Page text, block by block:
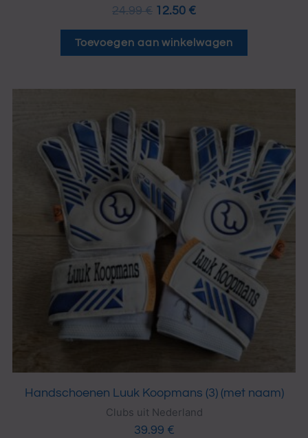
24.99€ 12.50 €
Toevoegen aan winkelwagen
Handschoenen Luuk Koopmans (3) (met naam)
Clubs uit Nederland
39.99 €